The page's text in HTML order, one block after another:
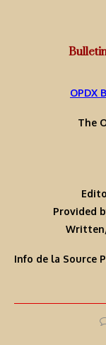
OPDX
The
Provided
Info de la Source